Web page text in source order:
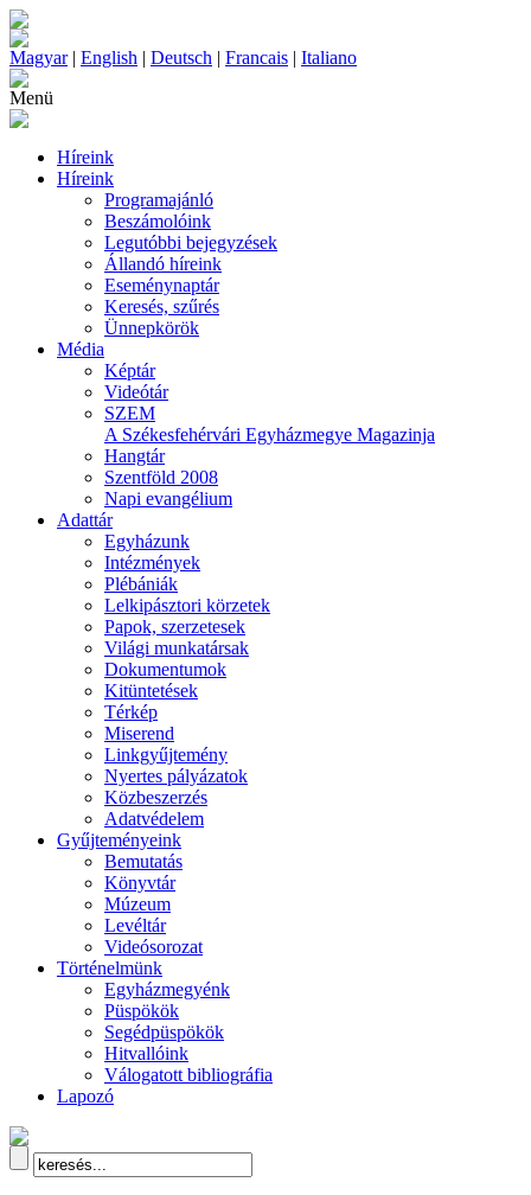
Magyar| English | Deutsch | Francais | Italiano
Menü
Híreink
Híreink
Programajánló
Beszámolóink
Legutóbbi bejegyzések
Állandó híreink
Eseménynaptár
Keresés, szűrés
Ünnepkörök
Média
Képtár
Videótár
SZEM
A Székesfehérvári Egyházmegye Magazinja
Hangtár
Szentföld 2008
Napi evangélium
Adattár
Egyházunk
Intézmények
Plébániák
Lelkipásztori körzetek
Papok, szerzetesek
Világi munkatársak
Dokumentumok
Kitüntetések
Térkép
Miserend
Linkgyűjtemény
Nyertes pályázatok
Közbeszerzés
Adatvédelem
Gyűjteményeink
Bemutatás
Könyvtár
Múzeum
Levéltár
Videósorozat
Történelmünk
Egyházmegyénk
Püspökök
Segédpüspökök
Hitvallóink
Válogatott bibliográfia
Lapozó